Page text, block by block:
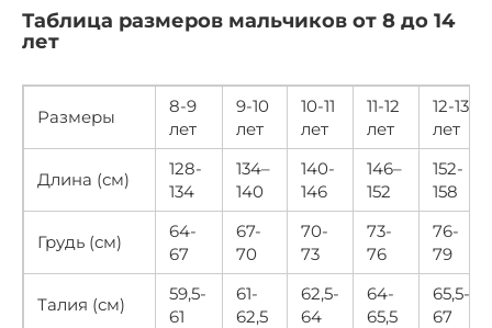
Таблица размеров мальчиков от 8 до 14
лет
Размеры
8-9
лет
9-10
лет
10-11
лет
11-12
лет
12-13
лет
Длина (см)
128-
134
134–
140
140-
146
146–
152
152-
158
Грудь (см)
64-
67
67-
70
70-
73
73-
76
76-
79
Талия (см)
59,5-
61
61-
62,5
62,5-
64
64-
65,5
65,5-
67